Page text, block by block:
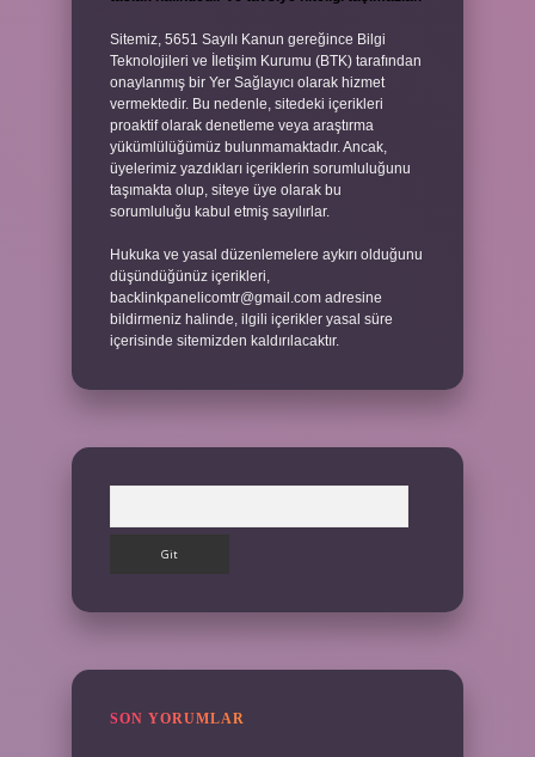
Sitemiz, 5651 Sayılı Kanun gereğince Bilgi
Teknolojileri ve İletişim Kurumu (BTK) tarafından
onaylanmış bir Yer Sağlayıcı olarak hizmet
vermektedir. Bu nedenle, sitedeki içerikleri
proaktif olarak denetleme veya araştırma
yükümlülüğümüz bulunmamaktadır. Ancak,
üyelerimiz yazdıkları içeriklerin sorumluluğunu
taşımakta olup, siteye üye olarak bu
sorumluluğu kabul etmiş sayılırlar.
Hukuka ve yasal düzenlemelere aykırı olduğunu
düşündüğünüz içerikleri,
backlinkpanelicomtr@gmail.com adresine
bildirmeniz halinde, ilgili içerikler yasal süre
içerisinde sitemizden kaldırılacaktır.
SON YORUMLAR